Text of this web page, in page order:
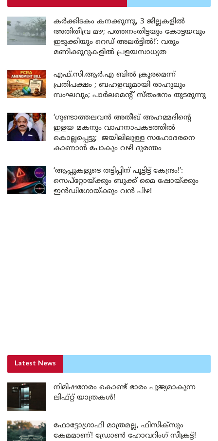
കർക്കിടകം കനക്കുന്നു, 3 ജില്ലകളിൽ
അതിതീവ്ര മഴ; പത്തനംതിട്ടയും കോട്ടയവും
ഇടുക്കിയും റെഡ് അലർട്ടിൽ!’: വരും
മണിക്കൂറുകളിൽ പ്രളയസാധ്യത
എഫ്.സി.ആർ.എ ബിൽ ക്രൂരമെന്ന്
പ്രതിപക്ഷം ; ബഹളവുമായി രാഹുലും
സംഘവും; പാർലമെന്റ് സ്തംഭനം തുടരുന്നു
‘ഗുണ്ടാത്തലവൻ അതീഖ് അഹമ്മദിന്റെ
ഇളയ മകനും വാഹനാപകടത്തിൽ
കൊല്ലപ്പെട്ടു; ജയിലിലുള്ള സഹോദരനെ
കാണാൻ പോകും വഴി ദുരന്തം
‘ആപ്പുകളുടെ തട്ടിപ്പിന് പൂട്ടിട്ട് കേന്ദ്രം!’:
സെപ്റ്റോയ്ക്കും ബുക്ക് മൈ ഷോയ്ക്കും
ഇൻഡിഗോയ്ക്കും വൻ പിഴ!
Latest News
നിമിഷനേരം കൊണ്ട് ഭാരം പൂജ്യമാകുന്ന
ലിഫ്റ്റ് യാത്രകൾ!
ഫോട്ടോഗ്രാഫി മാത്രമല്ല, ഫിസിക്സും
കേമമാണ്! ഡ്രോൺ ഹോവറിംഗ് സീക്രട്ട്!